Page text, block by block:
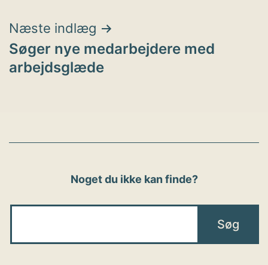
Næste indlæg
Søger nye medarbejdere med
arbejdsglæde
Noget du ikke kan finde?